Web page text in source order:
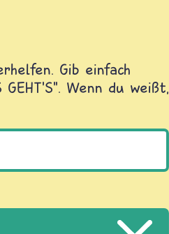
Gib einfach
Wenn du weißt,